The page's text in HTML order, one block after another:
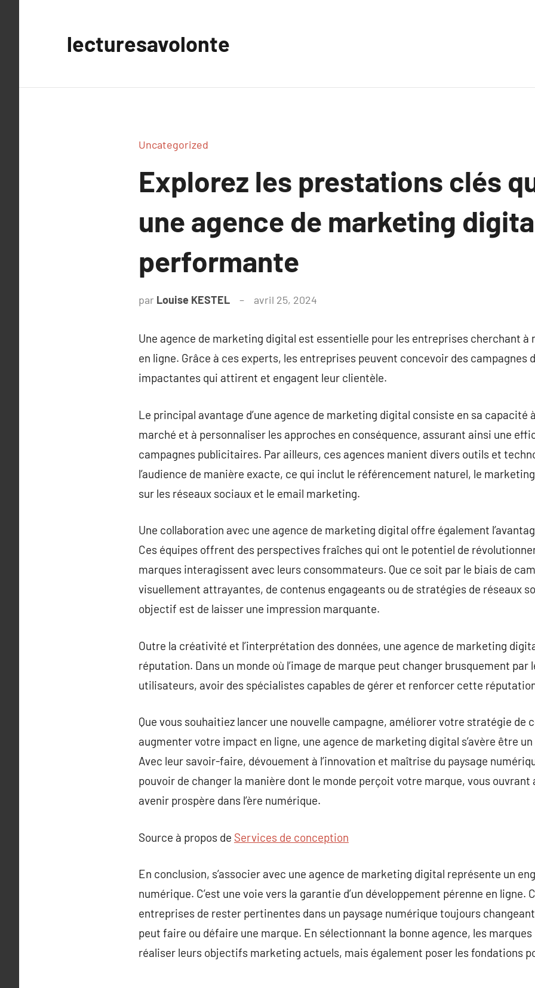
lecturesavolonte
Uncategorized
Explorez les prestations clés
une agence de marketing
performante
par Louise KESTEL avril 25, 2024
Une agence de marketing digital est essentielle pour les entreprises cherchant à
en ligne. Grâce à ces experts, les entreprises peuvent concevoir des campagnes
impactantes qui attirent et engagent leur clientèle.
Le principal avantage d’une agence de marketing digital consiste en sa capacité
marché et à personnaliser les approches en conséquence, assurant ainsi une
campagnes publicitaires. Par ailleurs, ces agences manient divers outils et
l’audience de manière exacte, ce qui inclut le référencement naturel, le
sur les réseaux sociaux et le email marketing.
Une collaboration avec une agence de marketing digital offre également
Ces équipes offrent des perspectives fraîches qui ont le potentiel de
marques interagissent avec leurs consommateurs. Que ce soit par le biais de
visuellement attrayantes, de contenus engageants ou de stratégies de réseaux
objectif est de laisser une impression marquante.
Outre la créativité et l’interprétation des données, une agence de marketing
réputation. Dans un monde où l’image de marque peut changer brusquement
utilisateurs, avoir des spécialistes capables de gérer et renforcer cette
Que vous souhaitiez lancer une nouvelle campagne, améliorer votre stratégie de
augmenter votre impact en ligne, une agence de marketing digital s’avère être
Avec leur savoir-faire, dévouement à l’innovation et maîtrise du paysage
pouvoir de changer la manière dont le monde perçoit votre marque, vous ouvrant
avenir prospère dans l’ère numérique.
Source à propos de Services de conception
En conclusion, s’associer avec une agence de marketing digital représente un
numérique. C’est une voie vers la garantie d’un développement pérenne en ligne.
entreprises de rester pertinentes dans un paysage numérique toujours
peut faire ou défaire une marque. En sélectionnant la bonne agence, les
réaliser leurs objectifs marketing actuels, mais également poser les fondations